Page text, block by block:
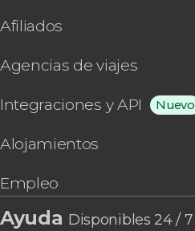
Afiliados
Agencias de viajes
Integraciones y API Nuevo
Alojamientos
Empleo
Ayuda Disponibles 24 / 7